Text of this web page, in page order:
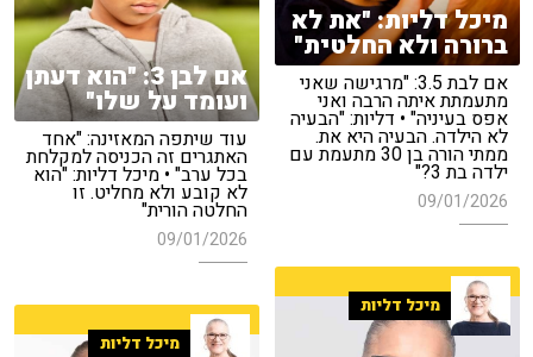
מיכל דליות: "את לא
ברורה ולא החלטית"
אם לבת 3.5: "מרגישה שאני
מתעמתת איתה הרבה ואני
אפס בעיניה" • דליות: "הבעיה
לא הילדה. הבעיה היא את.
ממתי הורה בן 30 מתעמת עם
ילדה בת 3?"
09/01/2026
אם לבן 3: "הוא דעתן
ועומד על שלו"
עוד שיתפה המאזינה: "אחד
האתגרים זה הכניסה למקלחת
בכל ערב" • מיכל דליות: "הוא
לא קובע ולא מחליט. זו
החלטה הורית"
09/01/2026
מיכל דליות
מיכל דליות